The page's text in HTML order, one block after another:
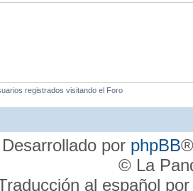
registrados visitando el Foro
Desarrollado por phpBB
© La
al español